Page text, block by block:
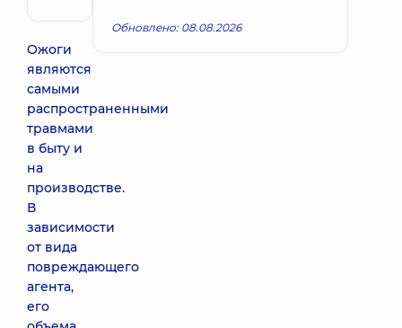
Ожоги
являются
самыми
распространенными
травмами
в быту и
на
производстве.
В
зависимости
от вида
повреждающего
агента,
его
Обновлено: 08.08.2026